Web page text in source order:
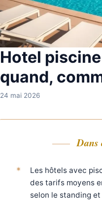
Hotel
quand,
24 mai 2026
Les hôtels avec
des tarifs moyens
selon le standing et